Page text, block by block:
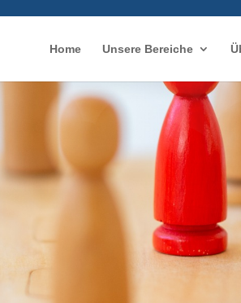
Home Unsere Bereiche